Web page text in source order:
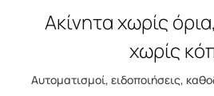
Ακίνητα χωρίς
χωρίς
Αυτοματισμοί, ειδοποιήσεις,